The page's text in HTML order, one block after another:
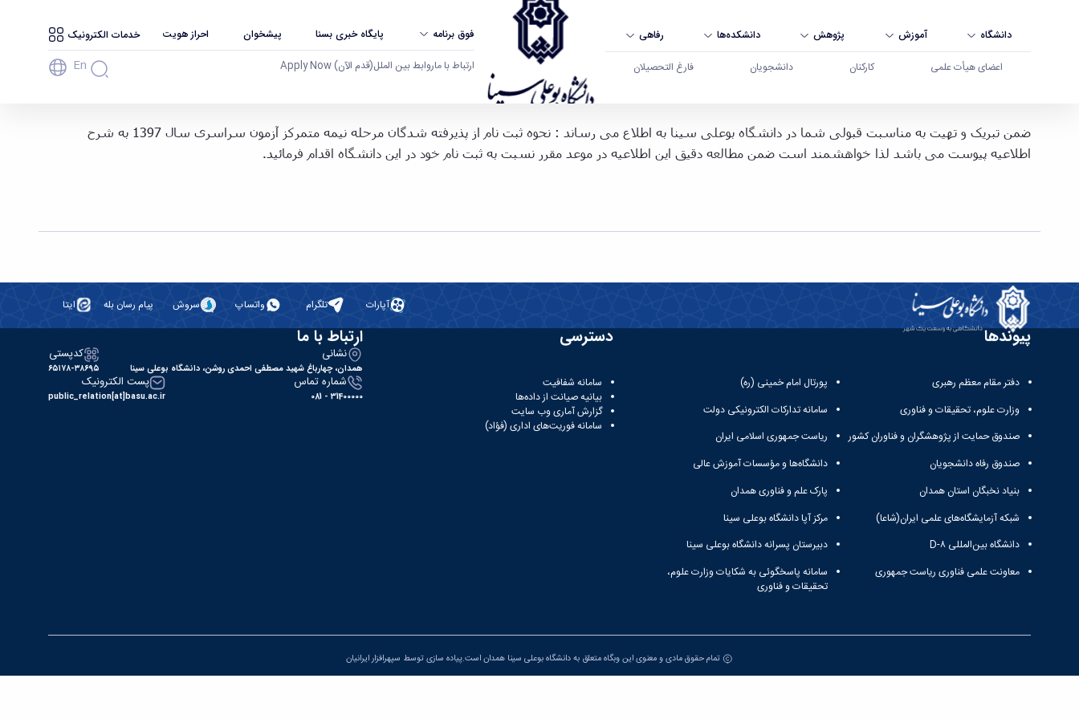
دانشگاه آموزش پژوهش دانشکده‌ها رفاهی
اعضای هیأت علمی کارکنان دانشجویان فارغ التحصیلان
فوق برنامه پایگاه خبری بسنا پیشخوان احراز هویت خدمات الکترونیک
ارتباط با ماروابط بین الملل(قدم الآن) Apply Now En
اطلاعیه ثبت نام پذیرفته شدگان مرحله نیمه متمرکز آزمون سراسری سال 1397 - دانشگاه بوعلی سینا همدان
ضمن تبریک و تهیت به مناسبت قبولی شما در دانشگاه بوعلی سینا به اطلاع می­ رساند : نحوه ثبت نام از پذیرفته شدگان مرحله نیمه متمرکز آزمون سراسری سال 1397 به شرح
اطلاعیه پیوست می باشد لذا خواهشمند است ضمن مطالعه دقیق این اطلاعیه در موعد مقرر نسبت به ثبت نام خود در این دانشگاه اقدام فرمائید.
آپارات تلگرام واتساپ سروش پیام رسان بله ایتا
پیوندها
دفتر مقام معظم رهبری
وزارت علوم، تحقیقات و فناوری
صندوق حمایت از پژوهشگران و فناوران کشور
صندوق رفاه دانشجویان
بنیاد نخبگان استان همدان
شبکه آزمایشگاه‌های علمی ایران(شاعا)
دانشگاه بین‌المللی D-۸
معاونت علمی فناوری ریاست جمهوری
پورتال امام خمینی (ره)
سامانه تدارکات الکترونیکی دولت
ریاست جمهوری اسلامی ایران
دانشگاه‌ها و مؤسسات آموزش عالی
پارک علم و فناوری همدان
مرکز آپا دانشگاه بوعلی سینا
دبیرستان پسرانه دانشگاه بوعلی سینا
سامانه پاسخگوئی به شکایات وزارت علوم،
تحقیقات و فناوری
دسترسی
سامانه شفافیت
بیانیه صیانت از داده‌ها
گزارش آماری وب‌ سایت
سامانه فوریت‌های اداری (فؤاد)
ارتباط با ما
نشانی
همدان، چهارباغ شهید مصطفی احمدی روشن، دانشگاه بوعلی سینا
کدپستی
۶۵۱۷۸-۳۸۶۹۵
شماره تماس
31400000 - 081
پست الکترونیک
public_relation[at]basu.ac.ir
تمام حقوق مادی و معنوی این وبگاه متعلق به دانشگاه بوعلی سینا همدان است.پیاده سازی توسط سپهرافزار ایرانیان